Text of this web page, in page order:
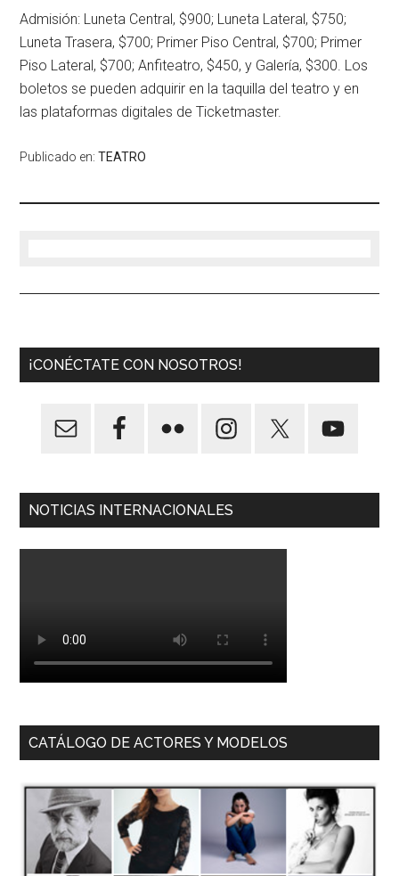
Admisión: Luneta Central, $900; Luneta Lateral, $750;
Luneta Trasera, $700; Primer Piso Central, $700; Primer
Piso Lateral, $700; Anfiteatro, $450, y Galería, $300. Los
boletos se pueden adquirir en la taquilla del teatro y en
las plataformas digitales de Ticketmaster.
Publicado en:TEATRO
¡CONÉCTATE CON NOSOTROS!
NOTICIAS INTERNACIONALES
CATÁLOGO DE ACTORES Y MODELOS